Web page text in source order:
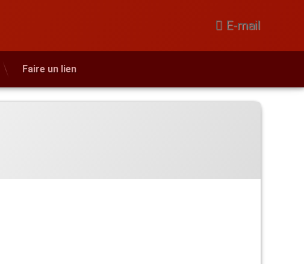
E-mail
Faire un lien